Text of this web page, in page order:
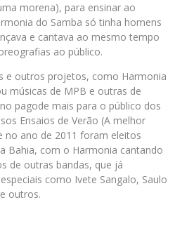
morena), para ensinar ao
do Samba só tinha homens
e cantava ao mesmo tempo
ao público.
e outros projetos, como Harmonia
músicas de MPB e outras de
pagode mais para o público dos
Ensaios de Verão (A melhor
no ano de 2011 foram eleitos
Bahia, com o Harmonia cantando
de outras bandas, que já
como Ivete Sangalo, Saulo
outros.